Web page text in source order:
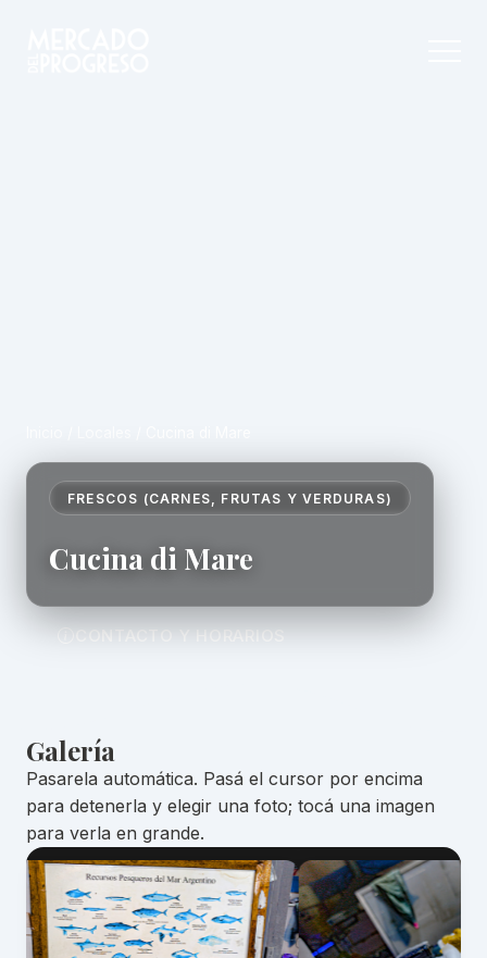
FRESCOS (CARNES, FRUTAS Y VERDURAS)
Cucina di Mare
CONTACTO Y HORARIOS
Galería
Pasarela automática. Pasá el cursor por encima
para detenerla y elegir una foto; tocá una imagen
para verla en grande.